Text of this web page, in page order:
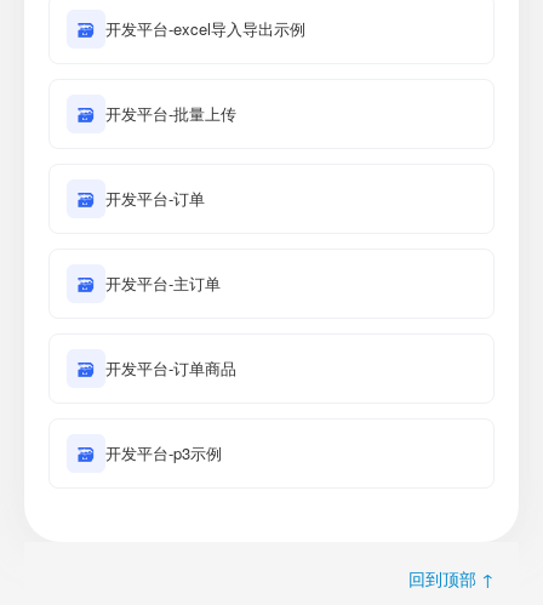
🗃 开发平台-excel导入导出示例
🗃 开发平台-批量上传
🗃 开发平台-订单
🗃 开发平台-主订单
🗃 开发平台-订单商品
🗃 开发平台-p3示例
回到顶部 ↑